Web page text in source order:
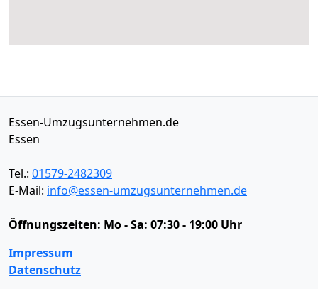
Essen-Umzugsunternehmen.de
Essen
Tel.: 01579-2482309
E-Mail: info@essen-umzugsunternehmen.de
Öffnungszeiten: Mo - Sa: 07:30 - 19:00 Uhr
Impressum
Datenschutz